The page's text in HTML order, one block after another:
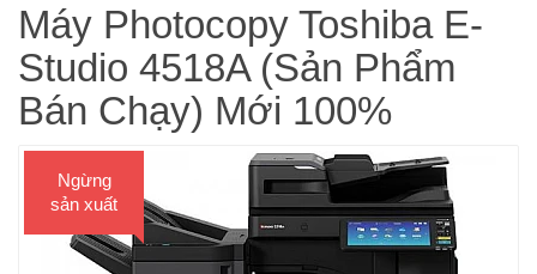
Máy Photocopy Toshiba E-
Studio 4518A (Sản Phẩm
Bán Chạy) Mới 100%
Ngừng
sản xuất